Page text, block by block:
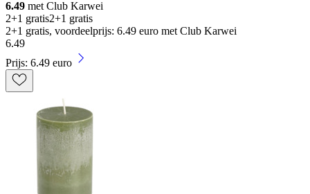
6.49 met Club Karwei
2+1 gratis2+1 gratis
2+1 gratis, voordeelprijs: 6.49 euro met Club Karwei
6.49
Prijs: 6.49 euro